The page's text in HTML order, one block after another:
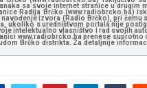
sa svoje internet stranice u drugim
Radija Brčko (www.radiobrcko.ba)
izvora (Radio Brčko), pri čemu
ukoliko s uredništvom portala nije
intelektualno vlasništvo i rad svojih
www.radiobrcko.ba prenese
Brčko distrikta. Za detaljnije